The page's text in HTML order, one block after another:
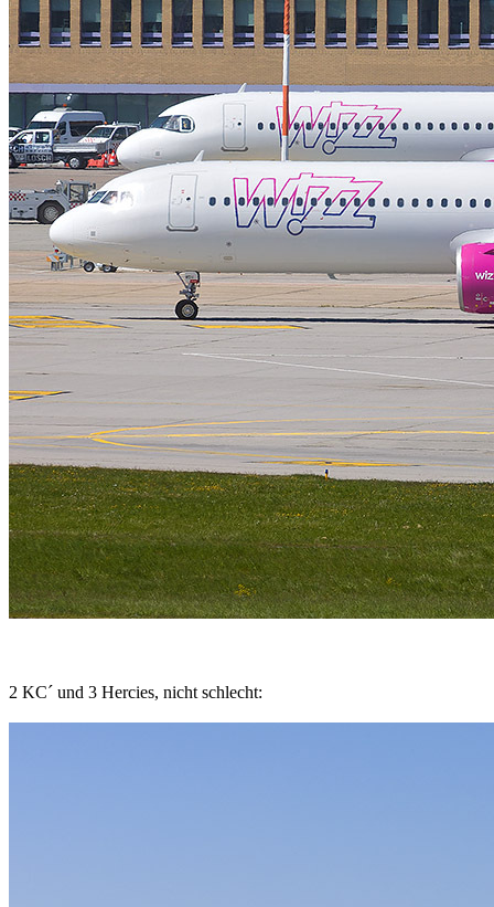
2 KC´ und 3 Hercies, nicht schlecht: